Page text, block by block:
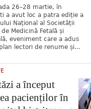
26–28 martie, în
a avut loc a patra ediție a
Național al Societății
de Medicină Fetală și
eveniment care a adus
lectori de renume și...
a început
pacienților în